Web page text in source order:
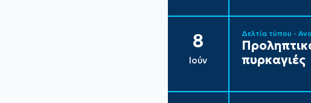
8
Ιούν
Δελτία τύπου -
πυρκαγιές